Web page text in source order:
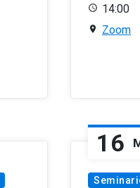
14:00
Zoom
16